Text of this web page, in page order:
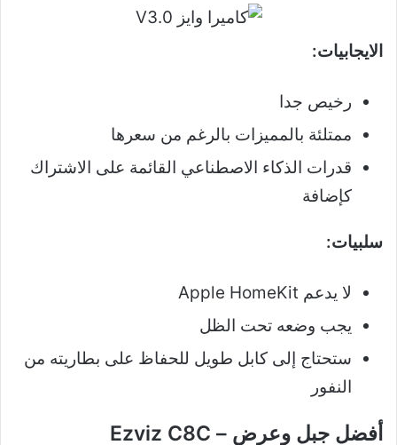
الايجابيات:
رخيص جدا
ممتلئة بالمميزات بالرغم من سعرها
قدرات الذكاء الاصطناعي القائمة على الاشتراك
كإضافة
سلبيات:
لا يدعم Apple HomeKit
يجب وضعه تحت الظل
ستحتاج إلى كابل طويل للحفاظ على بطاريته من
النفور
أفضل جبل وعرض – Ezviz C8C